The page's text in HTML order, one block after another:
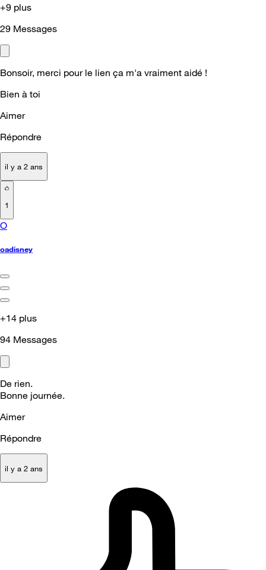
+9 plus
29 Messages
Bonsoir, merci pour le lien ça m'a vraiment aidé !
Bien à toi
Aimer
Répondre
il y a 2 ans
1
O
oadisney
+14 plus
94 Messages
De rien.
Bonne journée.
Aimer
Répondre
il y a 2 ans